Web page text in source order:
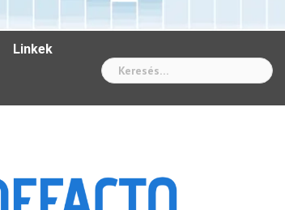
Linkek